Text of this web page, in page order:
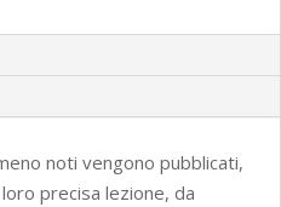
noti vengono pubblicati,
precisa lezione, da